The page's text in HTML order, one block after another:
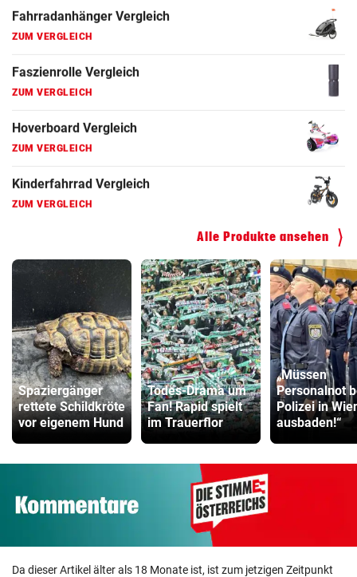
Fahrradanhänger Vergleich
ZUM VERGLEICH
Faszienrolle Vergleich
ZUM VERGLEICH
Hoverboard Vergleich
ZUM VERGLEICH
Kinderfahrrad Vergleich
ZUM VERGLEICH
Alle Produkte ansehen
Spaziergänger
rettete Schildkröte
vor eigenem Hund
Todes-Drama um
Fan! Rapid spielt
im Trauerflor
„Müssen
Personalnot
Polizei in
ausbaden!“
Da dieser Artikel älter als 18 Monate ist, ist zum jetzigen Zeitpunkt